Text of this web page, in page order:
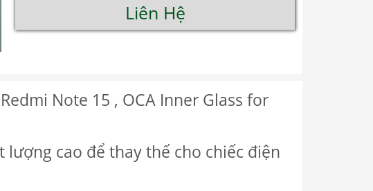
Liên Hệ
Note 15 , OCA Inner Glass for
cao để thay thế cho chiếc điện